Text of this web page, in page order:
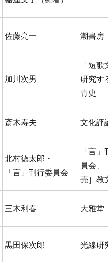
佐藤亮一 潮書房
加川次男
「短
研究す
青史
斎木寿夫 文化評
北村徳太郎・
「言」刊行委員会
「言
員会、
売］教
三木利春 大雅堂
黒田保次郎 光線研